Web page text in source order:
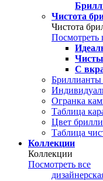
Чистота
Чистота
Посмотреть
С
Бриллианты
Огранка
Таблица
Цвет
Таблица
Коллекции
Коллекции
Посмотреть все